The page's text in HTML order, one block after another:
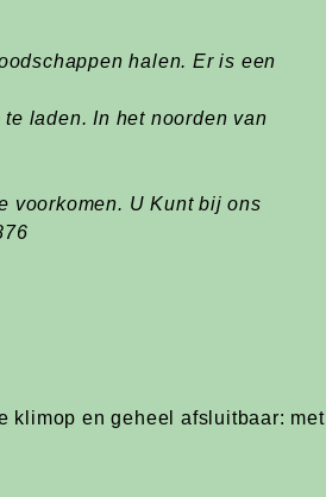
halen. Er is een
laden. In het noorden van
voorkomen. U Kunt bij ons
klimop en geheel afsluitbaar: met